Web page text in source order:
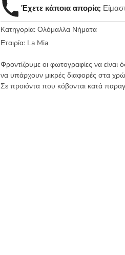
Mia
Ολόμαλλο
ζεστό
νήμα
100γρ.
200μ.
ποσότητα
Έχετε κάποια απορία;
Κατηγορία: Ολόμαλλα Νήματα
Εταιρία: La Mia
Φροντίζουμε οι φωτογραφίες να
να υπάρχουν μικρές διαφορές στα
Σε προιόντα που κόβονται κατά